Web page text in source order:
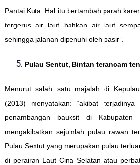
Pantai Kuta. Hal itu bertambah parah
tergerus air laut bahkan air laut
sehingga jalanan dipenuhi oleh pasir”.
Pulau Sentut, Bintan terancam
Menurut salah satu majalah di
(2013) menyatakan: “akibat terjadinya
penambangan bauksit di Kabupaten
mengakibatkan sejumlah pulau rawan
Pulau Sentut yang merupakan pulau
di perairan Laut Cina Selatan atau